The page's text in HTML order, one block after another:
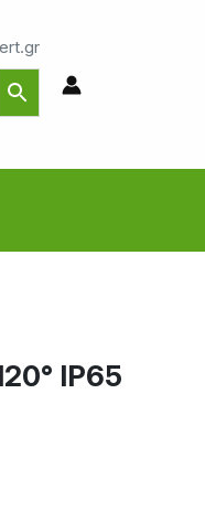
IP65